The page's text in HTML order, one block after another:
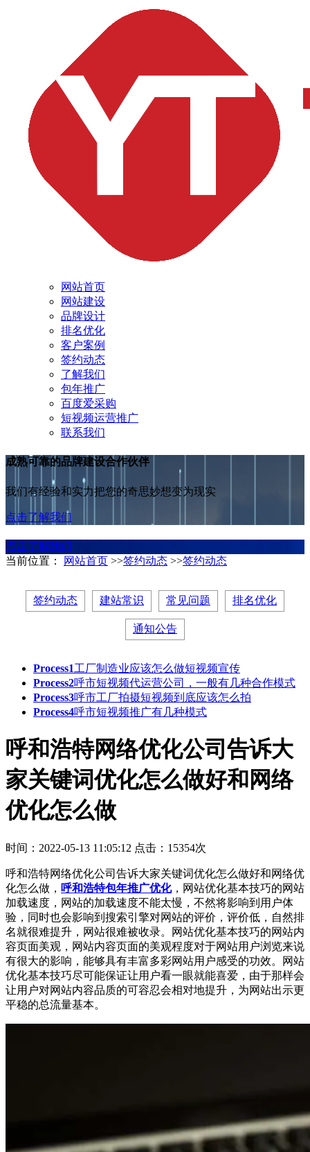
网站首页
网站建设
品牌设计
排名优化
客户案例
签约动态
了解我们
包年推广
百度爱采购
短视频运营推广
联系我们
成熟可靠的品牌建设合作伙伴
我们有经验和实力把您的奇思妙想变为现实
点击了解我们
点击了解我们
当前位置：
网站首页 >>签约动态 >>签约动态
签约动态 建站常识 常见问题 排名优化
通知公告
Process1工厂制造业应该怎么做短视频宣传
Process2呼市短视频代运营公司，一般有几种合作模式
Process3呼市工厂拍摄短视频到底应该怎么拍
Process4呼市短视频推广有几种模式
呼和浩特网络优化公司告诉大
家关键词优化怎么做好和网络
优化怎么做
时间：2022-05-13 11:05:12 点击：15354次
呼和浩特网络优化公司告诉大家关键词优化怎么做好和网络优
化怎么做， 呼和浩特包年推广优化，网站优化基本技巧的网站
加载速度，网站的加载速度不能太慢，不然将影响到用户体
验，同时也会影响到搜索引擎对网站的评价，评价低，自然排
名就很难提升，网站很难被收录。网站优化基本技巧的网站内
容页面美观，网站内容页面的美观程度对于网站用户浏览来说
有很大的影响，能够具有丰富多彩网站用户感受的功效。网站
优化基本技巧尽可能保证让用户看一眼就能喜爱，由于那样会
让用户对网站内容品质的可容忍会相对地提升，为网站出示更
平稳的总流量基本。